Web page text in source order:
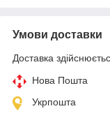
Умови доставки
Доставка
Нова Пошта
Укрпошта